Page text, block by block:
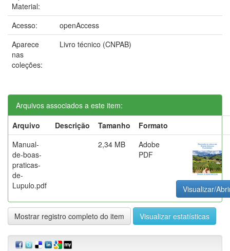
Material:
Acesso:
openAccess
Aparece
nas
coleções:
Livro técnico (CNPAB)
Arquivos associados a este item:
Arquivo
Descrição Tamanho
Formato
Manual-
de-boas-
praticas-
de-
Lupulo.pdf
2,34 MB
Adobe
PDF
Visualizar/
Mostrar registro completo do item Visualizar estatísticas